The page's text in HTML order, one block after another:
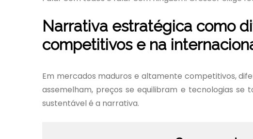
Narrativa estratégica como
competitivos e na
Em mercados maduros e altamente competitivos,
assemelham, preços se equilibram e tecnologias
sustentável é a narrativa.